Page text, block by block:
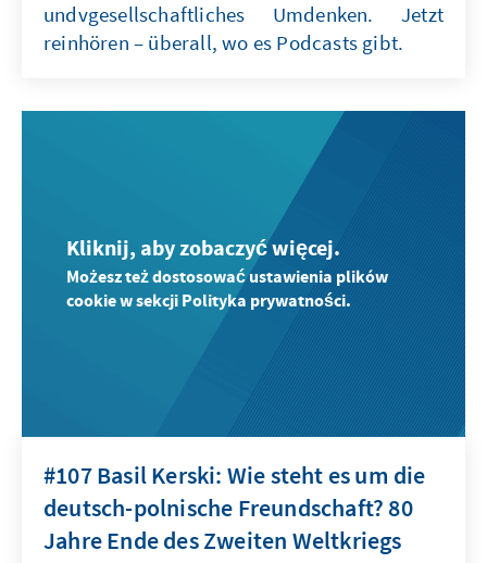
undvgesellschaftliches Umdenken. Jetzt
reinhören – überall, wo es Podcasts gibt.
Kliknij, aby zobaczyć więcej.
Możesz też dostosować ustawienia plików
cookie w sekcji Polityka prywatności.
#107 Basil Kerski: Wie steht es um die
deutsch-polnische Freundschaft? 80
Jahre Ende des Zweiten Weltkriegs